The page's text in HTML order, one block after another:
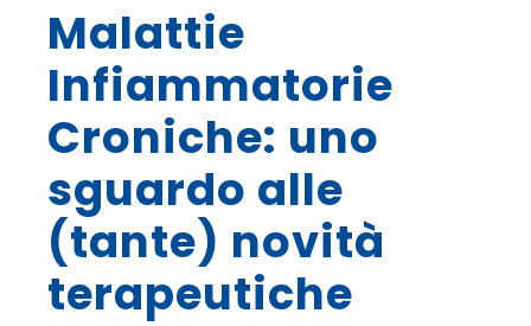
Malattie
Infiammatorie
Croniche: uno
sguardo alle
(tante) novità
terapeutiche